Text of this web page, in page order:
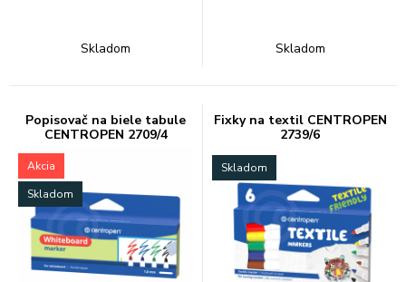
Skladom Skladom
Popisovač na biele tabule
CENTROPEN 2709/4
Akcia
Skladom
Fixky na textil CENTROPEN
2739/6
Skladom